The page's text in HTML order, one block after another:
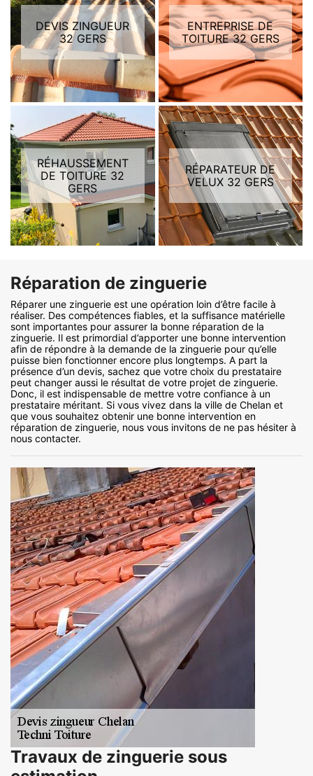
DEVIS ZINGUEUR
32 GERS
ENTREPRISE DE
TOITURE 32 GERS
RÉHAUSSEMENT
DE TOITURE 32
GERS
RÉPARATEUR DE
VELUX 32 GERS
Réparation de zinguerie
Réparer une zinguerie est une opération loin d’être facile à
réaliser. Des compétences fiables, et la suffisance matérielle
sont importantes pour assurer la bonne réparation de la
zinguerie. Il est primordial d’apporter une bonne intervention
afin de répondre à la demande de la zinguerie pour qu’elle
puisse bien fonctionner encore plus longtemps. A part la
présence d’un devis, sachez que votre choix du prestataire
peut changer aussi le résultat de votre projet de zinguerie.
Donc, il est indispensable de mettre votre confiance à un
prestataire méritant. Si vous vivez dans la ville de Chelan et
que vous souhaitez obtenir une bonne intervention en
réparation de zinguerie, nous vous invitons de ne pas hésiter à
nous contacter.
Travaux de zinguerie sous